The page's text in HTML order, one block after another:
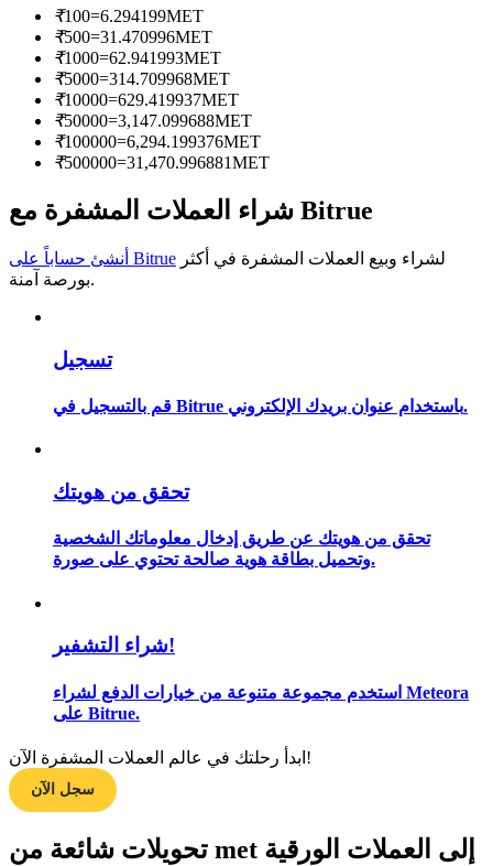
استمتع بتقاسم الأرباح وعمولات نسخ التداول
تحليل البيانات الضخمة بما في ذلك المعلومات التجارية، وما
دليل المبتدئين للعقود الآجلة
استراتيجيات التداول
₹100=6.294199MET
₹500=31.470996MET
₹1000=62.941993MET
₹5000=314.709968MET
₹10000=629.419937MET
₹50000=3,147.099688MET
₹100000=6,294.199376MET
₹500000=31,470.996881MET
شراء العملات المشفرة مع Bitrue
أنشئ حساباً على Bitrue
بورصة آمنة.
تسجيل
قم بالتسجيل في Bitrue باستخدام عنوان بريدك الإلكتروني.
تحقق من هويتك
تحقق من هويتك عن طريق إدخال معلوماتك الشخصية
وتحميل بطاقة هوية صالحة تحتوي على صورة.
شراء التشفير!
استخدم مجموعة متنوعة من خيارات الدفع لشراء Meteora
على Bitrue.
ابدأ رحلتك في عالم العملات المشفرة الآن!
سجل الآن
تحويلات شائعة من met إلى العملات الورقية